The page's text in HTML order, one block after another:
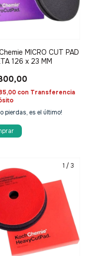
MICRO CUT PAD
126 x 23 MM
con Transferencia
pierdas, es el último!
1 / 3